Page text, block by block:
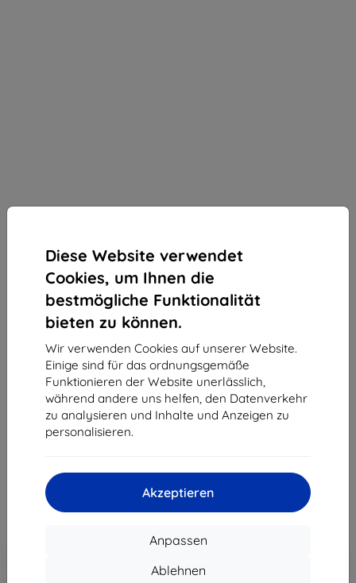
Diese Website verwendet
Cookies, um Ihnen die
bestmögliche Funktionalität
bieten zu können.
Wir verwenden Cookies auf unserer Website.
Einige sind für das ordnungsgemäße
Funktionieren der Website unerlässlich,
während andere uns helfen, den Datenverkehr
zu analysieren und Inhalte und Anzeigen zu
personalisieren.
Akzeptieren
Anpassen
Ablehnen
3MK All-In-One Pure Matt Phone Schutzfolie für
Geeignet für: Uni
3MK All-In-One Pure Matt Phone Folie, 5 Stück, für trockene
oder feuchte Anwendung und komfortablen Displayschutz.
Produktbeschreibung
8,91 €